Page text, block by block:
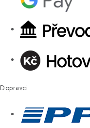
Dopravci